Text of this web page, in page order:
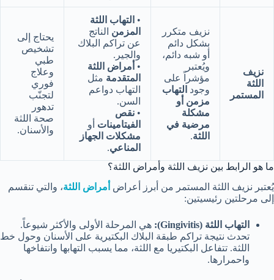
نزيف
اللثة
المستمر
نزيف متكرر
بشكل دائم
أو شبه دائم،
ويُعتبر
مؤشراً على
وجود التهاب
مزمن أو
مشكلة
مرضية في
اللثة.
• التهاب اللثة
المزمن الناتج
عن تراكم البلاك
والجير.
• أمراض اللثة
المتقدمة مثل
التهاب دواعم
السن.
• نقص
الفيتامينات أو
مشكلات الجهاز
المناعي.
يحتاج إلى
تشخيص
طبي
وعلاج
فوري
لتجنّب
تدهور
صحة اللثة
والأسنان.
ما هو الرابط بين نزيف اللثة وأمراض اللثة؟
يُعتبر نزيف اللثة المستمر من أبرز أعراض أمراض اللثة، والتي تنقسم
إلى مرحلتين رئيسيتين:
التهاب اللثة (Gingivitis
): هي المرحلة الأولى والأكثر شيوعاً.
تحدث نتيجة تراكم طبقة البلاك البكتيرية على الأسنان وحول خط
اللثة. تتفاعل البكتيريا مع اللثة، مما يسبب التهابها وانتفاخها
واحمرارها.